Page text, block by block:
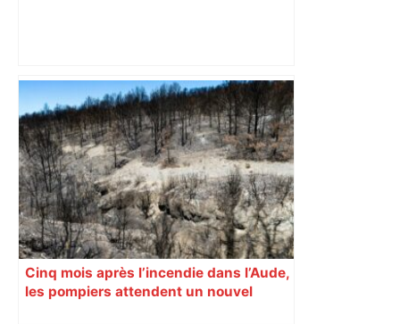
Vainqueur de Toulouse à Aimé-Giral,
Perpignan se prend à croire au
maintien – L'Équipe
Cinq mois après l’incendie dans l’Aude,
les pompiers attendent un nouvel